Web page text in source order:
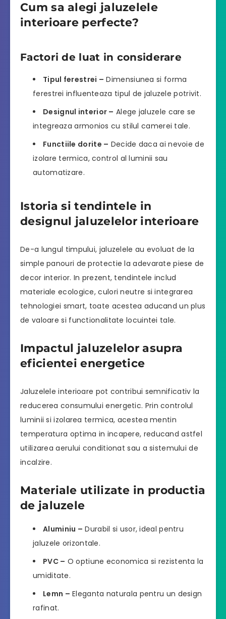
Cum sa alegi jaluzelele
interioare perfecte?
Factori de luat in considerare
Tipul ferestrei – Dimensiunea si forma
ferestrei influenteaza tipul de jaluzele potrivit.
Designul interior – Alege jaluzele care se
integreaza armonios cu stilul camerei tale.
Functiile dorite – Decide daca ai nevoie de
izolare termica, control al luminii sau
automatizare.
Istoria si tendintele in
designul jaluzelelor interioare
De-a lungul timpului, jaluzelele au evoluat de la
simple panouri de protectie la adevarate piese de
decor interior. In prezent, tendintele includ
materiale ecologice, culori neutre si integrarea
tehnologiei smart, toate acestea aducand un plus
de valoare si functionalitate locuintei tale.
Impactul jaluzelelor asupra
eficientei energetice
Jaluzelele interioare pot contribui semnificativ la
reducerea consumului energetic. Prin controlul
luminii si izolarea termica, acestea mentin
temperatura optima in incapere, reducand astfel
utilizarea aerului conditionat sau a sistemului de
incalzire.
Materiale utilizate in productia
de jaluzele
Aluminiu – Durabil si usor, ideal pentru
jaluzele orizontale.
PVC – O optiune economica si rezistenta la
umiditate.
Lemn – Eleganta naturala pentru un design
rafinat.